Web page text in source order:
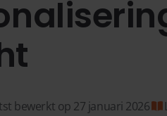
bewerkt op 27 januari 2026